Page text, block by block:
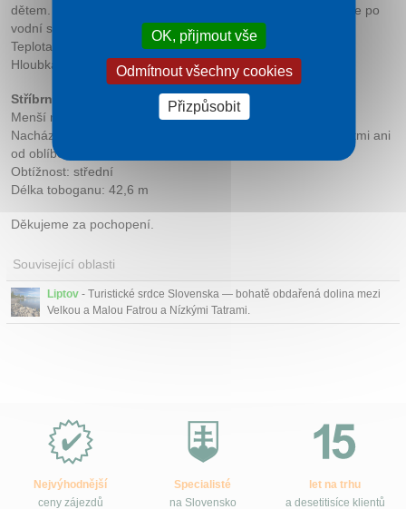
dětem. Děti se mohou zahrát s hračkami do vody a spustit se po
vodní skluzavce.
Teplota vody: 30–34 ° C
Hloubka vody: 0,2 m
Stříbrný tobogan
Menší nerezový spirálový tobogan mohou zkusit i větší děti.
Nachází se rovnou u bazénů, a tak nemusíte odcházet s dětmi ani
od oblíbených relaxačních bazénů.
Obtížnost: střední
Délka toboganu: 42,6 m
Děkujeme za pochopení.
Související oblasti
Liptov - Turistické srdce Slovenska — bohatě obdařená dolina mezi
Velkou a Malou Fatrou a Nízkými Tatrami.
Slovensko.cz?
Nejvýhodnější
ceny zájezdů
Specialisté
na Slovensko
let na trhu
a desetitisíce klientů
OK, přijmout vše
Odmítnout všechny cookies
Přizpůsobit